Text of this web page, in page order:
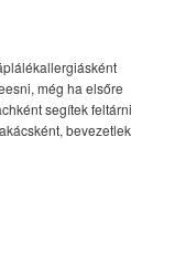
még ha elsőre
segítek feltárni
bevezetlek